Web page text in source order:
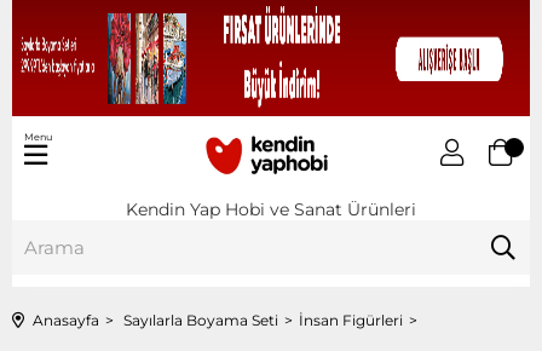
Kendin Yap Hobi ve Sanat Ürünleri
Menu
Anasayfa Sayılarla Boyama Seti İnsan Figürleri